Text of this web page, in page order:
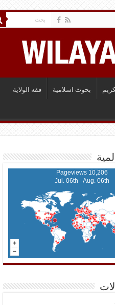
بحوث اسلامية فقه الولاية
10,206 Pageviews
Jul. 06th - Aug. 06th